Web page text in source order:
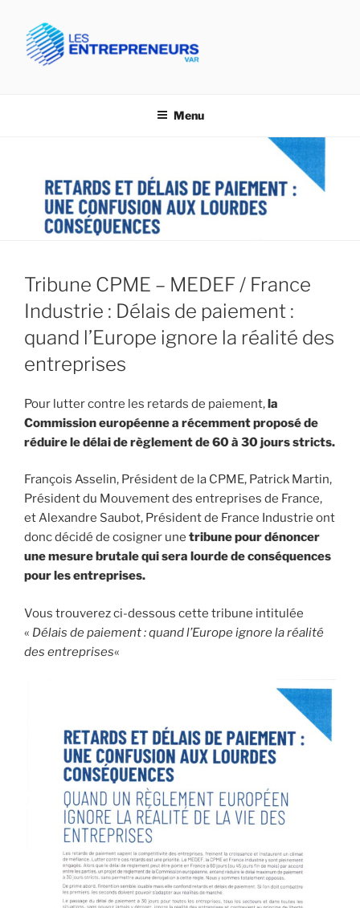
contenu
principal
ENTREPRENEURS VAR
Menu
Tribune CPME – MEDEF / France
Industrie : Délais de paiement :
quand l’Europe ignore la réalité des
entreprises
Pour lutter contre les retards de paiement,la
Commission européenne a récemment proposé de
réduire le délai de règlement de 60 à 30 jours stricts.
François Asselin, Président de la CPME, Patrick Martin,
Président du Mouvement des entreprises de France,
et Alexandre Saubot, Président de France Industrie ont
donc décidé de cosigner une tribune pour dénoncer
une mesure brutale qui sera lourde de conséquences
pour les entreprises.
Vous trouverez ci-dessous cette tribune intitulée
« Délais de paiement : quand l’Europe ignore la réalité
des entreprises«